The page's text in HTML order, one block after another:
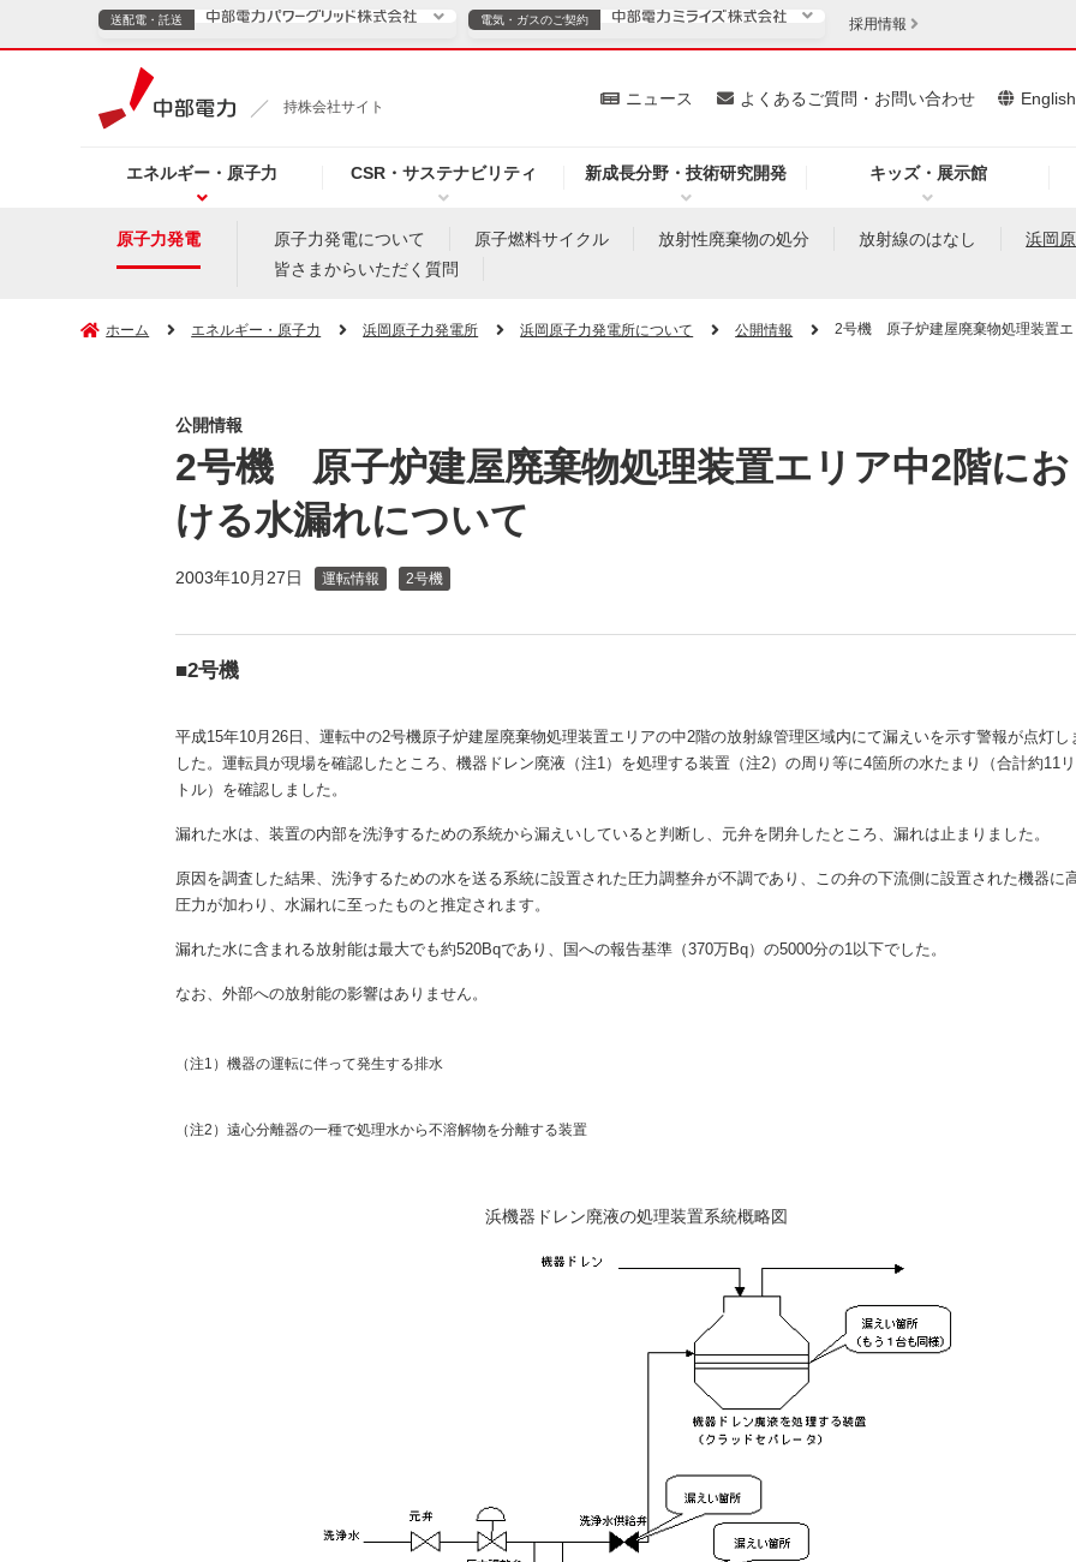
持株会社サイト
エネルギー・原子力 CSR・サステナビリティ 新成長分野・技術研究開発 キッズ・展示館
ニュース よくあるご質問・お問い合わせ English
送配電・託送
（新しいウィンドウを開きます）
電気・ガスのご契約
電気・ガスのご契約
プレスリリース（新しいウィンドウを開きます）
採用情報
原子力発電 原子力発電について 原子燃料サイクル 放射性廃棄物の処分 放射線のはなし
浜岡
皆さまからいただく質問
ホーム エネルギー・原子力 浜岡原子力発電所 浜岡原子力発電所について 公開情報 2号機 原子炉建屋廃棄物処理装置
公開情報
2号機 原子炉建屋廃棄物処理装置エリア中2階にお
ける水漏れについて
2003年10月27日 運転情報 2号機
■2号機
平成15年10月26日、運転中の2号機原子炉建屋廃棄物処理装置エリアの中2階の放射線管理区域内にて漏えいを示す警報が点灯し
した。運転員が現場を確認したところ、機器ドレン廃液（注1）を処理する装置（注2）の周り等に4箇所の水たまり（合計約11
トル）を確認しました。
漏れた水は、装置の内部を洗浄するための系統から漏えいしていると判断し、元弁を閉弁したところ、漏れは止まりました。
原因を調査した結果、洗浄するための水を送る系統に設置された圧力調整弁が不調であり、この弁の下流側に設置された機器に
圧力が加わり、水漏れに至ったものと推定されます。
漏れた水に含まれる放射能は最大でも約520Bqであり、国への報告基準（370万Bq）の5000分の1以下でした。
なお、外部への放射能の影響はありません。
（注1）機器の運転に伴って発生する排水
（注2）遠心分離器の一種で処理水から不溶解物を分離する装置
浜機器ドレン廃液の処理装置系統概略図